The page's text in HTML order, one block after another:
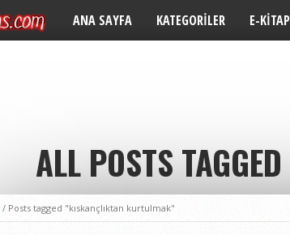
ANA SAYFA KATEGORILER E-
ALL POSTS
/ Posts tagged "kıskançlıktan kurtulmak"